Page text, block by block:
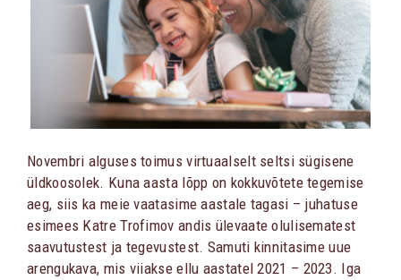
Novembri alguses toimus virtuaalselt seltsi sügisene
üldkoosolek. Kuna aasta lõpp on kokkuvõtete tegemise
aeg, siis ka meie vaatasime aastale tagasi – juhatuse
esimees Katre Trofimov andis ülevaate olulisematest
saavutustest ja tegevustest. Samuti kinnitasime uue
arengukava, mis viiakse ellu aastatel 2021 – 2023. Iga